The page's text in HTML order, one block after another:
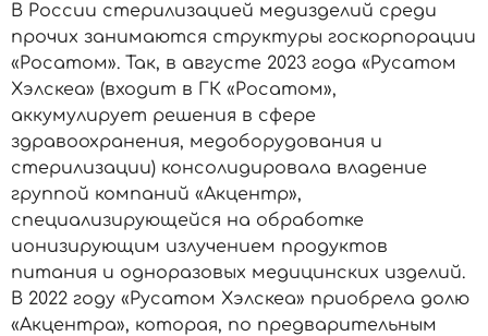
В России стерилизацией медизделий среди
прочих занимаются структуры госкорпорации
«Росатом». Так, в августе 2023 года «Русатом
Хэлскеа» (входит в ГК «Росатом»,
аккумулирует решения в сфере
здравоохранения, медоборудования и
стерилизации) консолидировала владение
группой компаний «Акцентр»,
специализирующейся на обработке
ионизирующим излучением продуктов
питания и одноразовых медицинских изделий.
В 2022 году «Русатом Хэлскеа» приобрела долю
«Акцентра», которая, по предварительным